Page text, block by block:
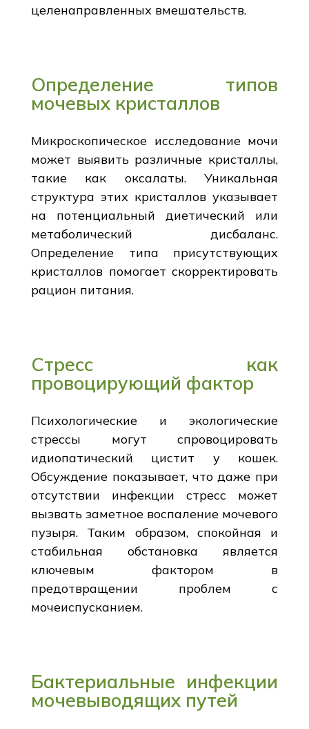
целенаправленных вмешательств.
Определение типов
мочевых кристаллов
Микроскопическое исследование мочи
может выявить различные кристаллы,
такие как оксалаты. Уникальная
структура этих кристаллов указывает
на потенциальный диетический или
метаболический дисбаланс.
Определение типа присутствующих
кристаллов помогает скорректировать
рацион питания.
Стресс как
провоцирующий фактор
Психологические и экологические
стрессы могут спровоцировать
идиопатический цистит у кошек.
Обсуждение показывает, что даже при
отсутствии инфекции стресс может
вызвать заметное воспаление мочевого
пузыря. Таким образом, спокойная и
стабильная обстановка является
ключевым фактором в
предотвращении проблем с
мочеиспусканием.
Бактериальные инфекции
мочевыводящих путей